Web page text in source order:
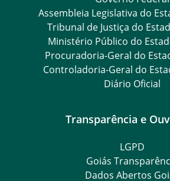
Assembleia Legislativa do
Tribunal de Justiça do
Ministério Público do
Procuradoria-Geral do
Controladoria-Geral do
Diário Oficial
Transparência e
LGPD
Goiás
Dados Abertos